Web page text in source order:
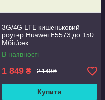
3G/4G LTE кишеньковий
роутер Huawei E5573 до 150
Мбіт/сек
В наявності
1 849 ₴ 2 149 ₴
Купити